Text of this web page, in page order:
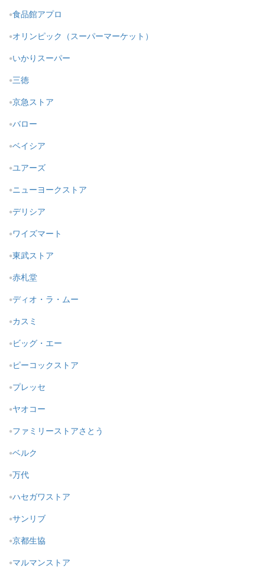
食品館アプロ
オリンピック（スーパーマーケット）
いかりスーパー
三徳
京急ストア
バロー
ベイシア
ユアーズ
ニューヨークストア
デリシア
ワイズマート
東武ストア
赤札堂
ディオ・ラ・ムー
カスミ
ビッグ・エー
ピーコックストア
プレッセ
ヤオコー
ファミリーストアさとう
ベルク
万代
ハセガワストア
サンリブ
京都生協
マルマンストア